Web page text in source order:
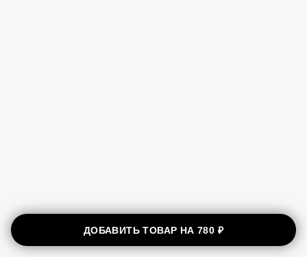
ДОБАВИТЬ ТОВАР НА780 ₽